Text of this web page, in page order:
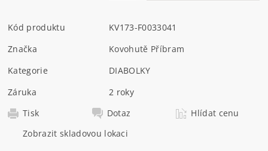
Kód produktu
KV173-F0033041
Značka
Kovohutě Příbram
Kategorie
DIABOLKY
Záruka
2 roky
Tisk
Dotaz
Hlídat cenu
Zobrazit skladovou lokaci